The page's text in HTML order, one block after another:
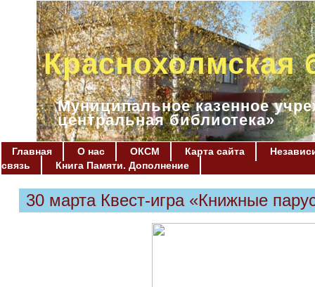
Краснохолмская
Муниципальное казенное
центральная библиотека»
Главная О нас ОКСМ Карта сайта
связь
Книга Памяти. Дополнение
30 марта Квест-игра «Книжные